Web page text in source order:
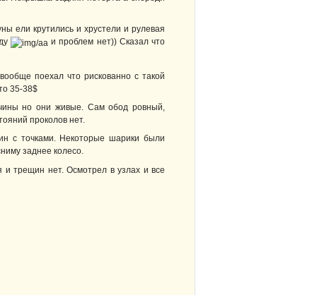
ели крутились и хрустели и рулевая
и проблем нет)) Сказал что
поехал что рискованно с такой
35-38$
но они живые. Сам обод ровный,
проколов нет.
с точками. Некоторые шарики были
заднее колесо.
трещин нет. Осмотрел в узлах и все